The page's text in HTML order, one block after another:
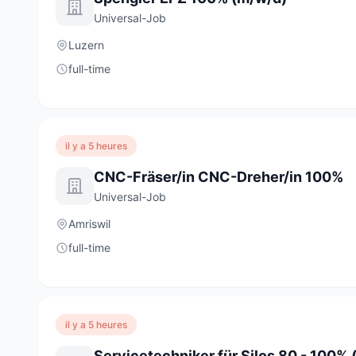
Universal-Job
Luzern
full-time
il y a 5 heures
CNC-Fräser/in CNC-Dreher/in 100%
Universal-Job
Amriswil
full-time
il y a 5 heures